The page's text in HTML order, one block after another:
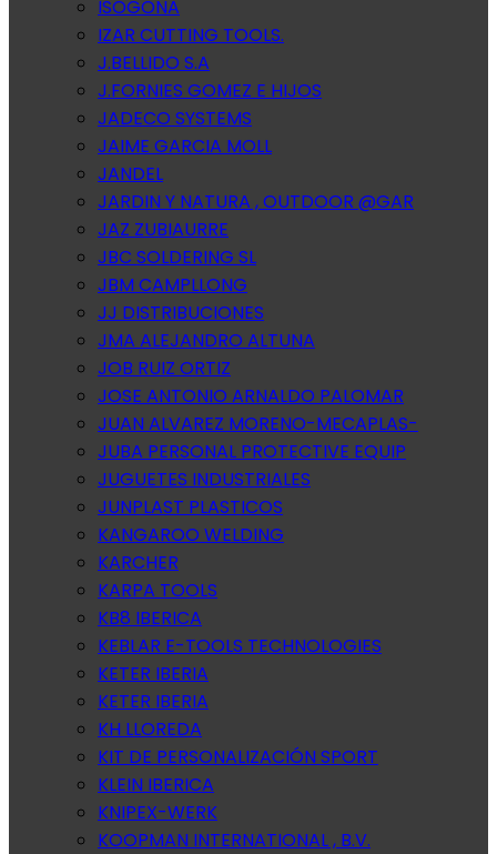
ISOGONA
IZAR CUTTING TOOLS.
J.BELLIDO S.A
J.FORNIES GOMEZ E HIJOS
JADECO SYSTEMS
JAIME GARCIA MOLL
JANDEL
JARDIN Y NATURA , OUTDOOR @GAR
JAZ ZUBIAURRE
JBC SOLDERING SL
JBM CAMPLLONG
JJ DISTRIBUCIONES
JMA ALEJANDRO ALTUNA
JOB RUIZ ORTIZ
JOSE ANTONIO ARNALDO PALOMAR
JUAN ALVAREZ MORENO-MECAPLAS-
JUBA PERSONAL PROTECTIVE EQUIP
JUGUETES INDUSTRIALES
JUNPLAST PLASTICOS
KANGAROO WELDING
KARCHER
KARPA TOOLS
KB8 IBERICA
KEBLAR E-TOOLS TECHNOLOGIES
KETER IBERIA
KETER IBERIA
KH LLOREDA
KIT DE PERSONALIZACIÓN SPORT
KLEIN IBERICA
KNIPEX-WERK
KOOPMAN INTERNATIONAL , B.V.